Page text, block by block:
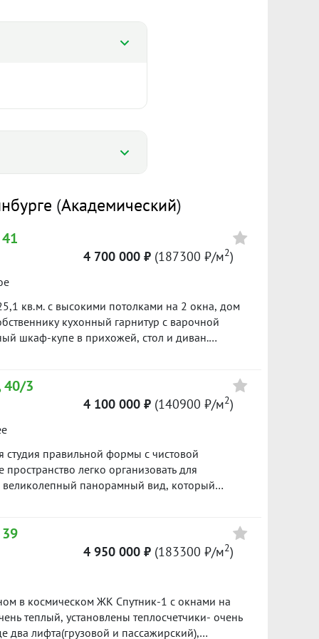
%
%
2025
151100 ₽/м²
(Академический)
4 700 000 ₽ (187300 ₽/м2)
кв.м. с высокими потолками на 2 окна, дом
кухонный гарнитур с варочной
шкаф-купе в прихожей, стол и диван.
в шаговой доступности: школa №133,
трамвай. Просмотры в любое удобное
Звоните и записывайтесь на
40/3
4 100 000 ₽ (140900 ₽/м2)
студия правильной формы с чистовой
легко организовать для
панорамный вид, который
квартиры: правильная и
вид из окна; современный жилой комплекс.
Академического района; развитая
магазины, кафе, аптеки и спортивные
просторная парковка для жителей и гостей.
для собственного проживания, так и для
отвечу на все вопросы и организую
4 950 000 ₽ (183300 ₽/м2)
в космическом ЖК Спутник-1 с окнами на
теплый, установлены теплосчетчики- очень
два лифта(грузовой и пассажирский),